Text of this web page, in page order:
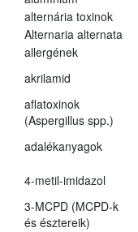
alternária toxinok
Alternaria alternata
allergének
akrilamid
aflatoxinok
(Aspergillus spp.)
adalékanyagok
4-metil-imidazol
3-MCPD (MCPD-k
és észtereik)